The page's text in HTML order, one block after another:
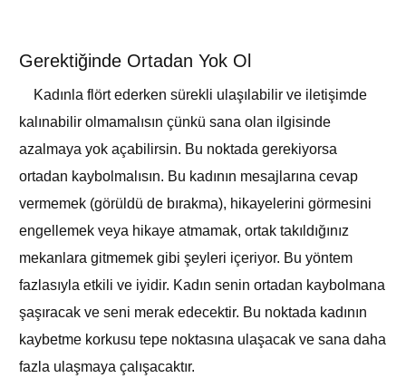
Gerektiğinde Ortadan Yok Ol
Kadınla flört ederken sürekli ulaşılabilir ve iletişimde
kalınabilir olmamalısın çünkü sana olan ilgisinde
azalmaya yok açabilirsin. Bu noktada gerekiyorsa
ortadan kaybolmalısın. Bu kadının mesajlarına cevap
vermemek (görüldü de bırakma), hikayelerini görmesini
engellemek veya hikaye atmamak, ortak takıldığınız
mekanlara gitmemek gibi şeyleri içeriyor. Bu yöntem
fazlasıyla etkili ve iyidir. Kadın senin ortadan kaybolmana
şaşıracak ve seni merak edecektir. Bu noktada kadının
kaybetme korkusu tepe noktasına ulaşacak ve sana daha
fazla ulaşmaya çalışacaktır.